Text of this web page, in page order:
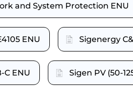
and System Protection ENU
ENU Sigenergy
ENU Sigen PV (50-